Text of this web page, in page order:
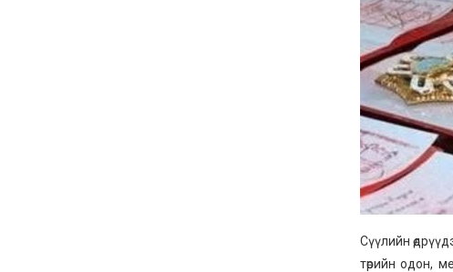
Сүүлийн
төрийн одон,